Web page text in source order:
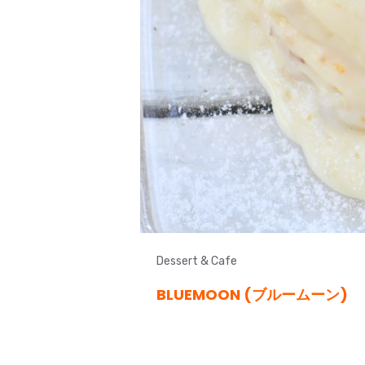
Dessert & Cafe
BLUEMOON (ブルームーン)